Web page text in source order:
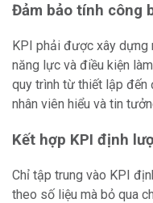
Đảm bảo tính công
KPI phải được xây dựng
năng lực và điều kiện
quy trình từ thiết lập đến
nhân viên hiểu và tin
Kết hợp KPI định
Chỉ tập trung vào KPI
theo số liệu mà bỏ qua